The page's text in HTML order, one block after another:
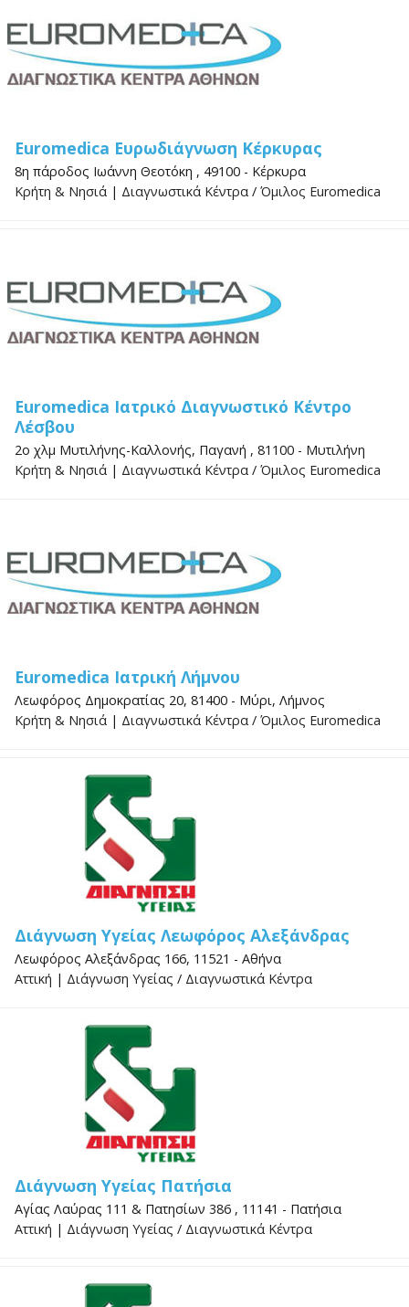
Euromedica Ευρωδιάγνωση Κέρκυρας
8η πάροδος Ιωάννη Θεοτόκη , 49100 - Κέρκυρα
Κρήτη & Νησιά | Διαγνωστικά Κέντρα / Όμιλος Euromedica
Euromedica Ιατρικό Διαγνωστικό Κέντρο
Λέσβου
2ο χλμ Μυτιλήνης-Καλλονής, Παγανή , 81100 - Μυτιλήνη
Κρήτη & Νησιά | Διαγνωστικά Κέντρα / Όμιλος Euromedica
Euromedica Ιατρική Λήμνου
Λεωφόρος Δημοκρατίας 20, 81400 - Μύρι, Λήμνος
Κρήτη & Νησιά | Διαγνωστικά Κέντρα / Όμιλος Euromedica
Διάγνωση Υγείας Λεωφόρος Αλεξάνδρας
Λεωφόρος Αλεξάνδρας 166, 11521 - Αθήνα
Αττική | Διάγνωση Υγείας / Διαγνωστικά Κέντρα
Διάγνωση Υγείας Πατήσια
Αγίας Λαύρας 111 & Πατησίων 386 , 11141 - Πατήσια
Αττική | Διάγνωση Υγείας / Διαγνωστικά Κέντρα